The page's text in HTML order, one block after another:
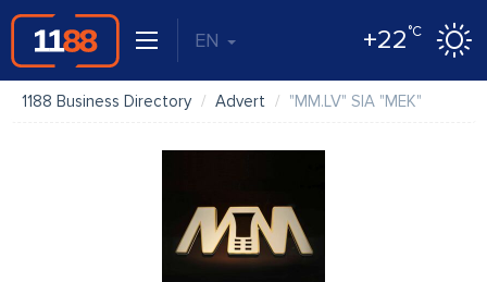
EN +22°C
1188 Business Directory Advert "MM.LV" SIA "MEK"